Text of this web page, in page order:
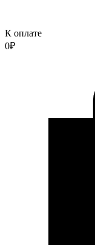
К оплате
0₽